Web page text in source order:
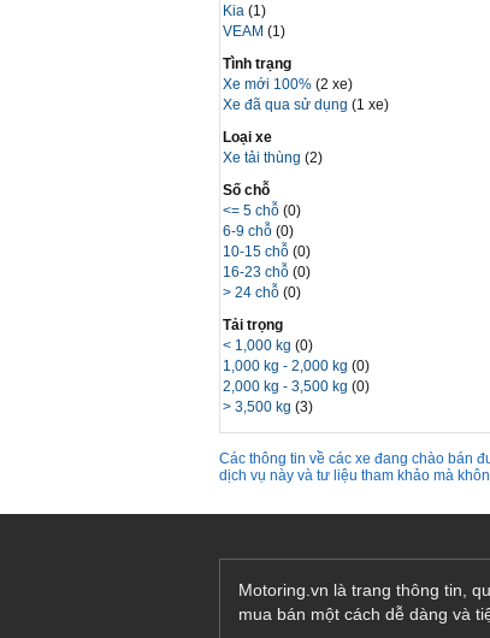
Kia(1)
VEAM(1)
Tình trạng
Xe mới 100% (2 xe)
Xe đã qua sử dụng (1 xe)
Loại xe
Xe tải thùng(2)
Số chỗ
<= 5 chỗ(0)
6-9 chỗ(0)
10-15 chỗ(0)
16-23 chỗ(0)
> 24 chỗ(0)
Tải trọng
< 1,000 kg(0)
1,000 kg - 2,000 kg(0)
2,000 kg - 3,500 kg(0)
> 3,500 kg(3)
Các thông tin về các xe đang chào bán
dịch vụ này và tư liệu tham khảo mà
Motoring.vn là trang thông tin,
mua bán một cách dễ dàng và